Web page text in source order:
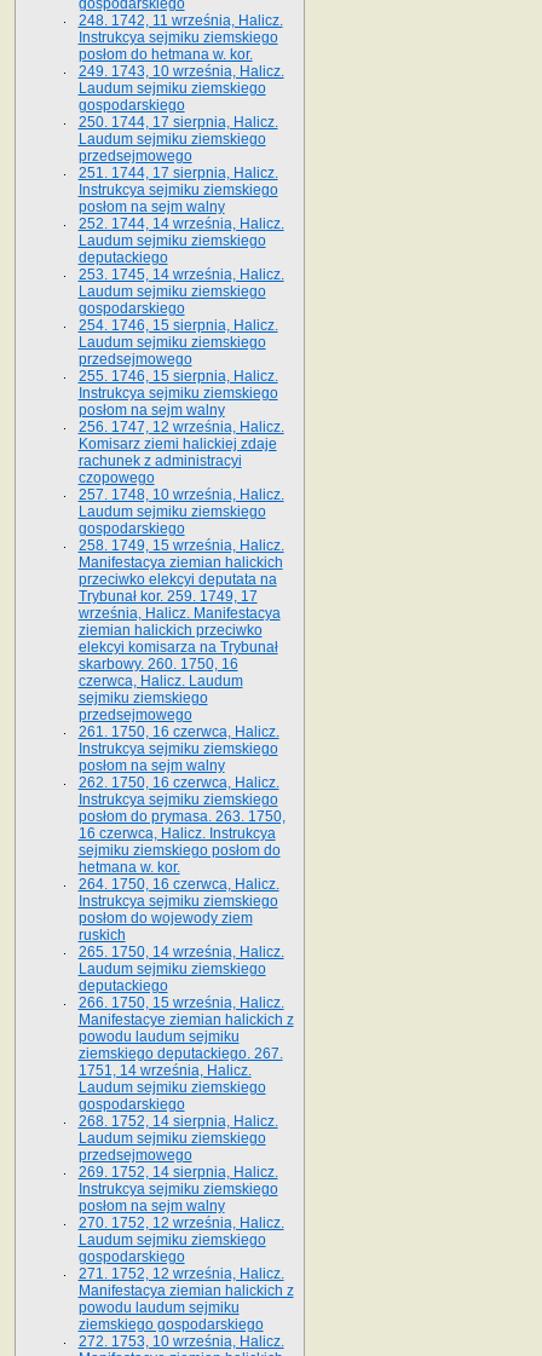
gospodarskiego
248. 1742, 11 września, Halicz.
Instrukcya sejmiku ziemskiego
posłom do hetmana w. kor.
249. 1743, 10 września, Halicz.
Laudum sejmiku ziemskiego
gospodarskiego
250. 1744, 17 sierpnia, Halicz.
Laudum sejmiku ziemskiego
przedsejmowego
251. 1744, 17 sierpnia, Halicz.
Instrukcya sejmiku ziemskiego
posłom na sejm walny
252. 1744, 14 września, Halicz.
Laudum sejmiku ziemskiego
deputackiego
253. 1745, 14 września, Halicz.
Laudum sejmiku ziemskiego
gospodarskiego
254. 1746, 15 sierpnia, Halicz.
Laudum sejmiku ziemskiego
przedsejmowego
255. 1746, 15 sierpnia, Halicz.
Instrukcya sejmiku ziemskiego
posłom na sejm walny
256. 1747, 12 września, Halicz.
Komisarz ziemi halickiej zdaje
rachunek z administracyi
czopowego
257. 1748, 10 września, Halicz.
Laudum sejmiku ziemskiego
gospodarskiego
258. 1749, 15 września, Halicz.
Manifestacya ziemian halickich
przeciwko elekcyi deputata na
Trybunał kor. 259. 1749, 17
września, Halicz. Manifestacya
ziemian halickich przeciwko
elekcyi komisarza na Trybunał
skarbowy. 260. 1750, 16
czerwca, Halicz. Laudum
sejmiku ziemskiego
przedsejmowego
261. 1750, 16 czerwca, Halicz.
Instrukcya sejmiku ziemskiego
posłom na sejm walny
262. 1750, 16 czerwca, Halicz.
Instrukcya sejmiku ziemskiego
posłom do prymasa. 263. 1750,
16 czerwca, Halicz. Instrukcya
sejmiku ziemskiego posłom do
hetmana w. kor.
264. 1750, 16 czerwca, Halicz.
Instrukcya sejmiku ziemskiego
posłom do wojewody ziem
ruskich
265. 1750, 14 września, Halicz.
Laudum sejmiku ziemskiego
deputackiego
266. 1750, 15 września, Halicz.
Manifestacye ziemian halickich z
powodu laudum sejmiku
ziemskiego deputackiego. 267.
1751, 14 września, Halicz.
Laudum sejmiku ziemskiego
gospodarskiego
268. 1752, 14 sierpnia, Halicz.
Laudum sejmiku ziemskiego
przedsejmowego
269. 1752, 14 sierpnia, Halicz.
Instrukcya sejmiku ziemskiego
posłom na sejm walny
270. 1752, 12 września, Halicz.
Laudum sejmiku ziemskiego
gospodarskiego
271. 1752, 12 września, Halicz.
Manifestacya ziemian halickich z
powodu laudum sejmiku
ziemskiego gospodarskiego
272. 1753, 10 września, Halicz.